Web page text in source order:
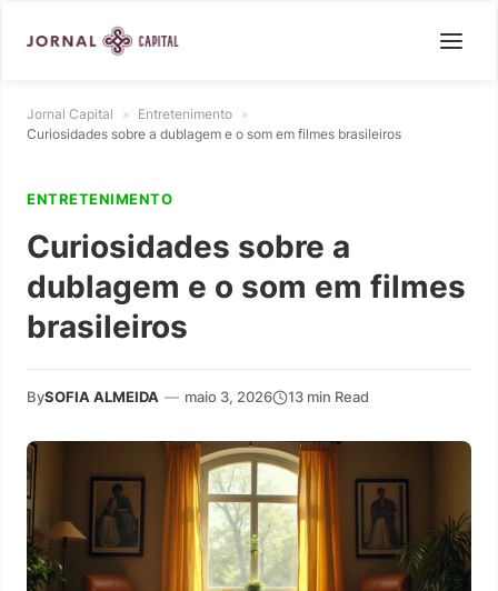
Jornal Capital » Entretenimento »
Curiosidades sobre a dublagem e o som em filmes brasileiros
ENTRETENIMENTO
Curiosidades sobre a
dublagem e o som em filmes
brasileiros
BySOFIA ALMEIDA — maio 3, 2026 13 min Read